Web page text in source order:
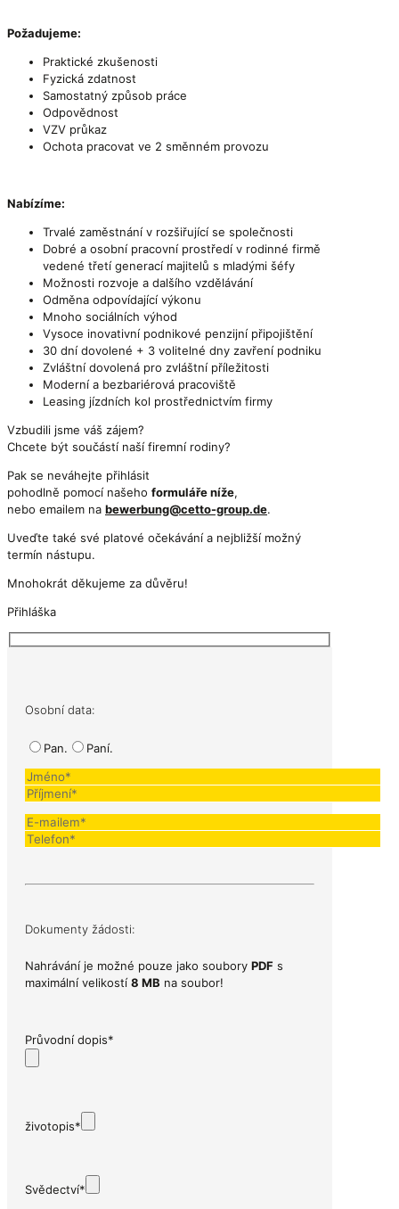
Požadujeme:
Praktické zkušenosti
Fyzická zdatnost
Samostatný způsob práce
Odpovědnost
VZV průkaz
Ochota pracovat ve 2 směnném provozu
Nabízíme:
Trvalé zaměstnání v rozšiřující se společnosti
Dobré a osobní pracovní prostředí v rodinné firmě
vedené třetí generací majitelů s mladými šéfy
Možnosti rozvoje a dalšího vzdělávání
Odměna odpovídající výkonu
Mnoho sociálních výhod
Vysoce inovativní podnikové penzijní připojištění
30 dní dovolené + 3 volitelné dny zavření podniku
Zvláštní dovolená pro zvláštní příležitosti
Moderní a bezbariérová pracoviště
Leasing jízdních kol prostřednictvím firmy
Vzbudili jsme váš zájem?
Chcete být součástí naší firemní rodiny?
Pak se neváhejte přihlásit
pohodlně pomocí našeho formuláře níže,
nebo emailem na bewerbung@cetto-group.de.
Uveďte také své platové očekávání a nejbližší možný
termín nástupu.
Mnohokrát děkujeme za důvěru!
Přihláška
Osobní data:
Pan. Paní.
Dokumenty žádosti:
Nahrávání je možné pouze jako soubory PDF s
maximální velikostí 8 MB na soubor!
Průvodní dopis*
životopis*
Svědectví*